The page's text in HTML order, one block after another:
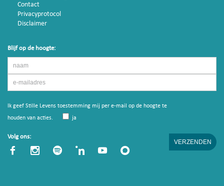
Contact
Privacyprotocol
Disclaimer
Blijf op de hoogte:
Ik geef Stille Levens toestemming mij per e-mail op de hoogte te
houden van acties.
ja
Volg ons: